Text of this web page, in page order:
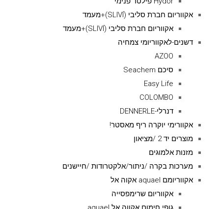
אקווריום חברת סליבי (SLIVIׂׂ)+מעמד
אקווריום חברת סליבי (SLIVIׂׂ)+מעמד
דשנים-לאקווריומי צמחיה
AZOO
סיכם Seachem
Easy Life
COLOMBO
דנרלי-DENNERLE
אקוורימי יוקרה ריף מאסטר!
מוצרים יד 2 /מציאון
מזנות אלמוגים
מערכות בקרה /ניתור/אלקטרודות /חיישנים
אקווריומם aquael אקוה אל
אקווריום שרימפסייה